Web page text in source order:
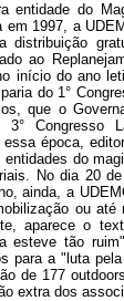
entidade do
em 1997, a
distribuição
ao
início do ano
do 1°
que o
3° Congresso
essa época,
entidades do
No dia 20
ainda, a
ou até
aparece o
esteve tão
para a "luta
de 177
extra dos